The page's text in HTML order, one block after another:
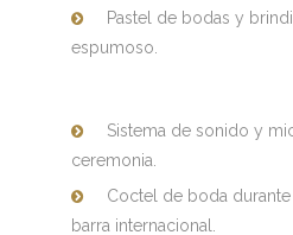
Pastel de bodas y
espumoso.
Sistema de sonido y
ceremonia.
Coctel de boda
barra internacional.